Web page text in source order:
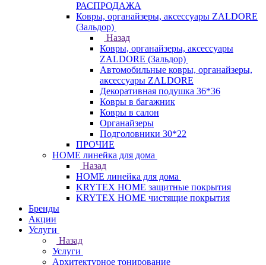
РАСПРОДАЖА
Ковры, органайзеры, аксессуары ZALDORE
(Зальдор)
Назад
Ковры, органайзеры, аксессуары
ZALDORE (Зальдор)
Автомобильные ковры, органайзеры,
аксессуары ZALDORE
Декоративная подушка 36*36
Ковры в багажник
Ковры в салон
Органайзеры
Подголовники 30*22
ПРОЧИЕ
HOME линейка для дома
Назад
HOME линейка для дома
KRYTEX HOME защитные покрытия
KRYTEX HOME чистящие покрытия
Бренды
Акции
Услуги
Назад
Услуги
Архитектурное тонирование